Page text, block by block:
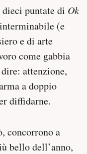
puntate di Ok
(e
e di arte
come gabbia
attenzione,
a doppio
diffidarne.
concorrono a
bello dell’anno,